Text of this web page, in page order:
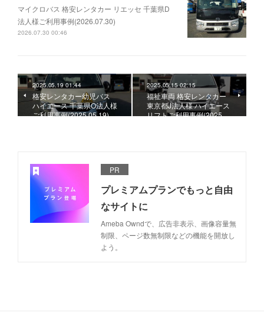
マイクロバス 格安レンタカー リエッセ 千葉県D
法人様ご利用事例(2026.07.30)
2026.07.30 00:46
2025.05.19 01:44
格安レンタカー幼児バス
ハイエース 千葉県O法人様
ご利用事例(2025.05.19)
2025.05.15 02:15
福祉車両 格安レンタカー
東京都J法人様 ハイエース
リフトご利用事例(2025.…
PR
プレミアムプランでもっと自由
なサイトに
Ameba Owndで、広告非表示、画像容量無
制限、ページ数無制限などの機能を開放し
よう。